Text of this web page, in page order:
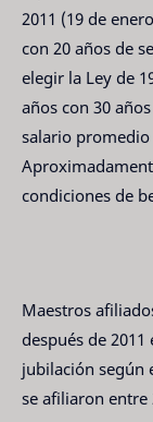
2011 (19 de
con 20 años de
elegir la Ley de
años con 30
salario promedio
condiciones de
Maestros
después de
jubilación según
se afiliaron entre